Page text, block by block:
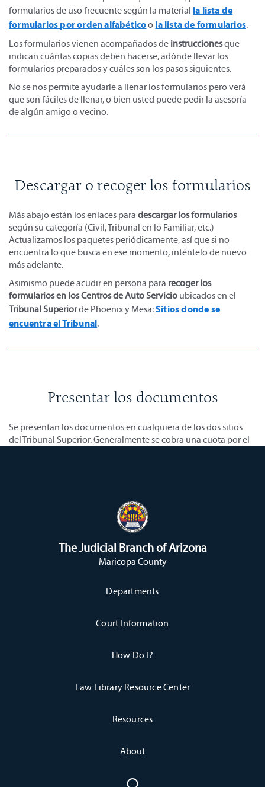
formularios de uso frecuente según la material la lista de
formularios por orden alfabéticoo la lista de formularios.
Los formularios vienen acompañados de instruccionesque
indican cuántas copias deben hacerse, adónde llevar los
formularios preparados y cuáles son los pasos siguientes.
No se nos permite ayudarle a llenar los formularios pero verá
que son fáciles de llenar, o bien usted puede pedir la asesoría
de algún amigo o vecino.
Descargar o recoger los formularios
Más abajo están los enlaces para descargar los formularios
según su categoría (Civil, Tribunal en lo Familiar, etc.)
Actualizamos los paquetes periódicamente, así que si no
encuentra lo que busca en ese momento, inténtelo de nuevo
más adelante.
Asimismo puede acudir en persona para recoger los
formularios en los Centros de Auto Servicio ubicados en el
Tribunal Superiorde Phoenix y Mesa:Sitios donde se
encuentra el Tribunal.
Presentar los documentos
Se presentan los documentos en cualquiera de los dos sitios
del Tribunal Superior. Generalmente se cobra una cuota por el
Haga clic aquí, para ver una lista de lugares y horarios
los dos sitios del Tribunal Superior y sus respectivos Centros de
Para ver la Declaración de Limitación de Responsabilidad de
parte del Centro de Autoservicio,haga clic aquí.
Para más información sobre consultas a Abogados y
Haga clic abajo en la categoría deseada para conseguir los formularios
The Judicial Branch of Arizona
Maricopa County
Departments
Court Information
How Do I?
Law Library Resource Center
Resources
About